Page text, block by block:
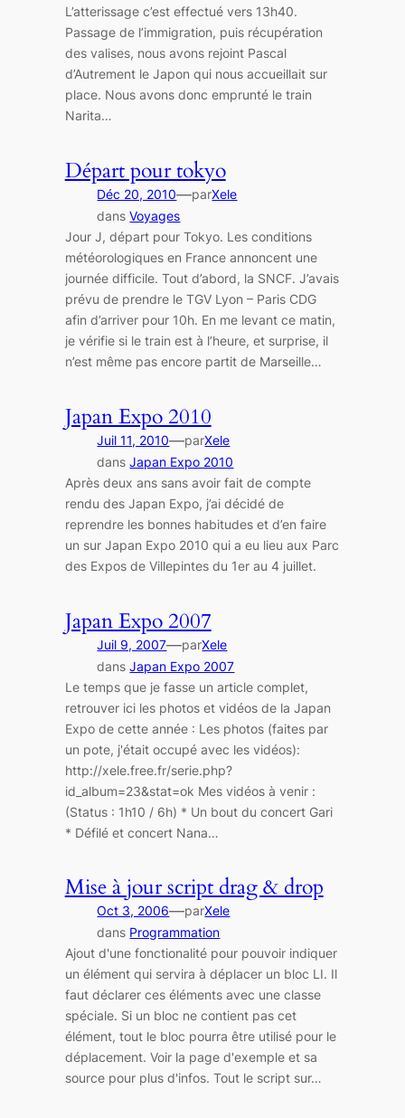
L’atterissage c’est effectué vers 13h40.
Passage de l’immigration, puis récupération
des valises, nous avons rejoint Pascal
d’Autrement le Japon qui nous accueillait sur
place. Nous avons donc emprunté le train
Narita…
Départ pour tokyo
Déc 20, 2010—parXele
dansVoyages
Jour J, départ pour Tokyo. Les conditions
météorologiques en France annoncent une
journée difficile. Tout d’abord, la SNCF. J’avais
prévu de prendre le TGV Lyon – Paris CDG
afin d’arriver pour 10h. En me levant ce matin,
je vérifie si le train est à l’heure, et surprise, il
n’est même pas encore partit de Marseille…
Japan Expo 2010
Juil 11, 2010—parXele
dansJapan Expo 2010
Après deux ans sans avoir fait de compte
rendu des Japan Expo, j’ai décidé de
reprendre les bonnes habitudes et d’en faire
un sur Japan Expo 2010 qui a eu lieu aux Parc
des Expos de Villepintes du 1er au 4 juillet.
Japan Expo 2007
Juil 9, 2007—parXele
dansJapan Expo 2007
Le temps que je fasse un article complet,
retrouver ici les photos et vidéos de la Japan
Expo de cette année : Les photos (faites par
un pote, j'était occupé avec les vidéos):
http://xele.free.fr/serie.php?
id_album=23&stat=ok Mes vidéos à venir :
(Status : 1h10 / 6h) * Un bout du concert Gari
* Défilé et concert Nana…
Mise à jour script drag & drop
Oct 3, 2006—parXele
dans Programmation
Ajout d'une fonctionalité pour pouvoir indiquer
un élément qui servira à déplacer un bloc LI. Il
faut déclarer ces éléments avec une classe
spéciale. Si un bloc ne contient pas cet
élément, tout le bloc pourra être utilisé pour le
déplacement. Voir la page d'exemple et sa
source pour plus d'infos. Tout le script sur…